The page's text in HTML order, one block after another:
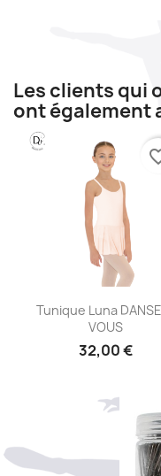
Les clients qui
ont également
Aperçu
Tunique Luna
VOUS
32,00 €